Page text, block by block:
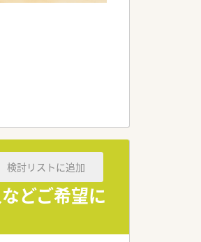
どご希望に
検討リストに追加